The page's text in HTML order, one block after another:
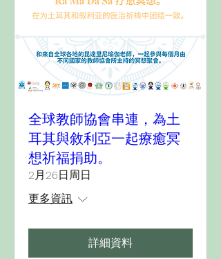
全球教師協會串連，為土
耳其與敘利亞一起療癒冥
想祈福捐助。
2月26日周日
更多資訊
詳細資料